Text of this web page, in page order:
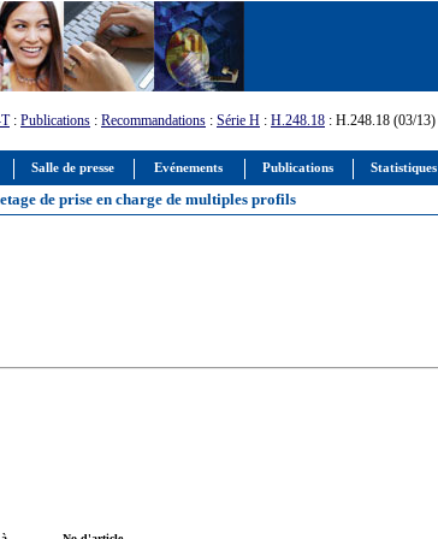
Salle de presse Evénements Publications Statistiques
: Publications : Recommandations : Série H : H.248.18 : H.248.18 (03/13)
de prise en charge de multiples profils